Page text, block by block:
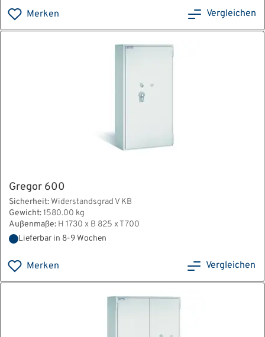
Merken Vergleichen
Gregor 600
Sicherheit: Widerstandsgrad V KB
Gewicht:1580.00 kg
Außenmaße: H 1730 x B 825 x T 700
Lieferbar in 8-9 Wochen
Merken Vergleichen